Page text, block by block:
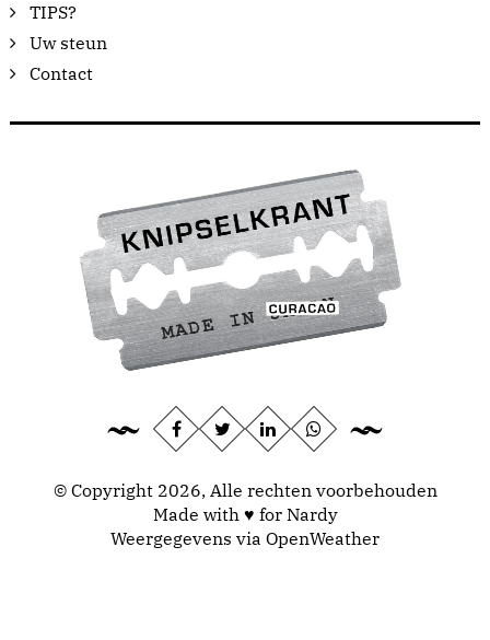
TIPS?
Uw steun
Contact
© Copyright 2026, Alle rechten voorbehouden
Made with ♥ for Nardy
Weergegevens via OpenWeather